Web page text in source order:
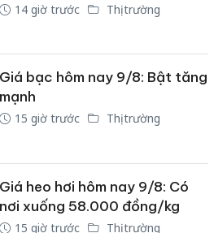
14 giờ trước Thị trường
Giá bạc hôm nay 9/8: Bật tăng
mạnh
15 giờ trước Thị trường
Giá heo hơi hôm nay 9/8: Có
nơi xuống 58.000 đồng/kg
15 giờ trước Thị trường